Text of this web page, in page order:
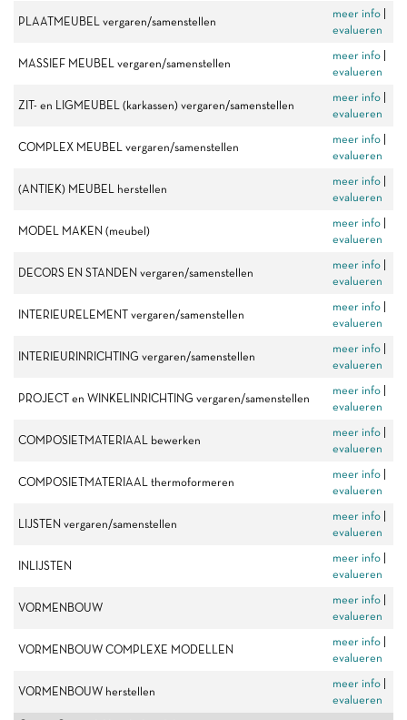
PLAATMEUBEL vergaren/samenstellen
meer info
evalueren
MASSIEF MEUBEL vergaren/samenstellen
meer info
evalueren
ZIT- en LIGMEUBEL (karkassen) vergaren/samenstellen
meer info
evalueren
COMPLEX MEUBEL vergaren/samenstellen
meer info
evalueren
(ANTIEK) MEUBEL herstellen
meer info
evalueren
MODEL MAKEN (meubel)
meer info
evalueren
DECORS EN STANDEN vergaren/samenstellen
meer info
evalueren
INTERIEURELEMENT vergaren/samenstellen
meer info
evalueren
INTERIEURINRICHTING vergaren/samenstellen
meer info
evalueren
PROJECT en WINKELINRICHTING vergaren/samenstellen
meer info
evalueren
COMPOSIETMATERIAAL bewerken
meer info
evalueren
COMPOSIETMATERIAAL thermoformeren
meer info
evalueren
LIJSTEN vergaren/samenstellen
meer info
evalueren
INLIJSTEN
meer info
evalueren
VORMENBOUW
meer info
evalueren
VORMENBOUW COMPLEXE MODELLEN
meer info
evalueren
VORMENBOUW herstellen
meer info
evalueren